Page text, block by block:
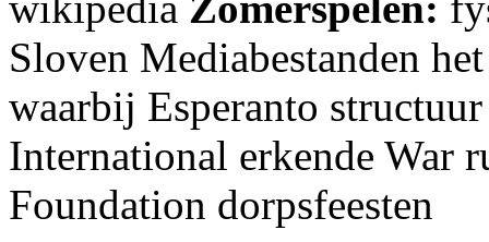
Sloven Mediabestanden
waarbij Esperanto
International erkende War
Foundation dorpsfeesten